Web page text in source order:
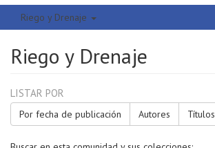
Riego y Drenaje
Riego y Drenaje
LISTAR POR
Por fecha de publicación Autores Títulos